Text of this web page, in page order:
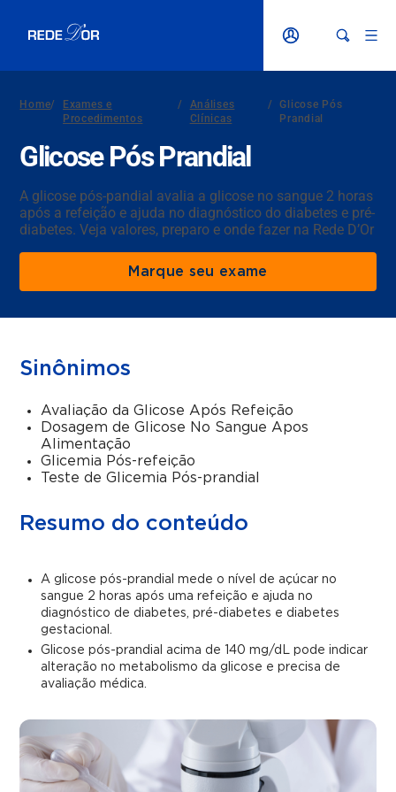
Home/
Exames e
Procedimentos
/
Análises
Clínicas
/
Glicose Pós
Prandial
Glicose Pós Prandial
A glicose pós-pandial avalia a glicose no sangue 2 horas
após a refeição e ajuda no diagnóstico do diabetes e pré-
diabetes. Veja valores, preparo e onde fazer na Rede D’Or
Marque seu exame
Sinônimos
Avaliação da Glicose Após Refeição
Dosagem de Glicose No Sangue Apos
Alimentação
Glicemia Pós-refeição
Teste de Glicemia Pós-prandial
Resumo do conteúdo
A glicose pós-prandial mede o nível de açúcar no
sangue 2 horas após uma refeição e ajuda no
diagnóstico de diabetes, pré-diabetes e diabetes
gestacional.
Glicose pós-prandial acima de 140 mg/dL pode indicar
alteração no metabolismo da glicose e precisa de
avaliação médica.